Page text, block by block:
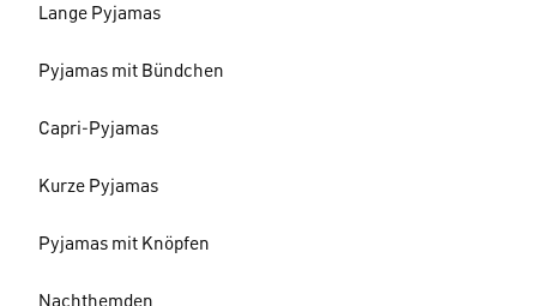
Lange Pyjamas
Pyjamas mit Bündchen
Capri-Pyjamas
Kurze Pyjamas
Pyjamas mit Knöpfen